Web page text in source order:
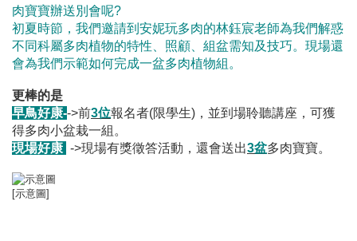
肉寶寶辦送別會呢?
初夏時節，我們邀請到安妮玩多肉的林鈺宸老師為我們解惑
不同科屬多肉植物的特性、照顧、組盆需知及技巧。 現場還
會為我們示範如何完成一盆多肉植物組。
更棒的是
早鳥好康-->前3位報名者(限學生)，並到場聆聽講座，可獲
得多肉小盆栽一組。
現場好康 ->現場有獎徵答活動，還會送出3盆多肉寶寶。
[示意圖]